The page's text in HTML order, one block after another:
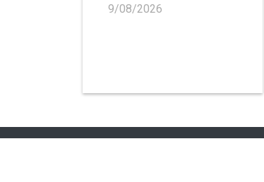
9/08/2026